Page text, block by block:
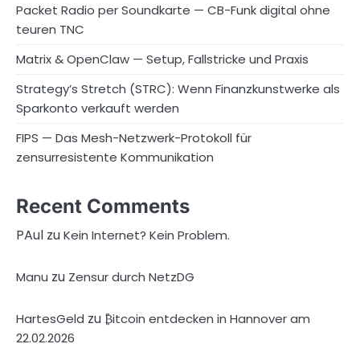
Packet Radio per Soundkarte — CB-Funk digital ohne
teuren TNC
Matrix & OpenClaw — Setup, Fallstricke und Praxis
Strategy’s Stretch (STRC): Wenn Finanzkunstwerke als
Sparkonto verkauft werden
FIPS — Das Mesh-Netzwerk-Protokoll für
zensurresistente Kommunikation
Recent Comments
PAul zuKein Internet? Kein Problem.
Manu zu Zensur durch NetzDG
HartesGeld zu ₿itcoin entdecken in Hannover am
22.02.2026